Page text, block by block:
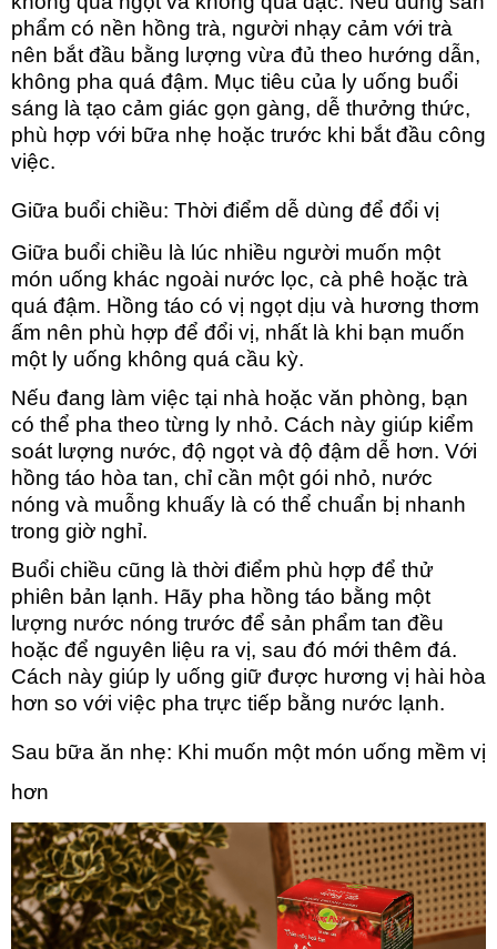
phẩm có nền hồng trà, người nhạy cảm với trà
nên bắt đầu bằng lượng vừa đủ theo hướng dẫn,
không pha quá đậm. Mục tiêu của ly uống buổi
sáng là tạo cảm giác gọn gàng, dễ thưởng thức,
phù hợp với bữa nhẹ hoặc trước khi bắt đầu công
việc.
Giữa buổi chiều: Thời điểm dễ dùng để đổi vị
Giữa buổi chiều là lúc nhiều người muốn một
món uống khác ngoài nước lọc, cà phê hoặc trà
quá đậm. Hồng táo có vị ngọt dịu và hương thơm
ấm nên phù hợp để đổi vị, nhất là khi bạn muốn
một ly uống không quá cầu kỳ.
Nếu đang làm việc tại nhà hoặc văn phòng, bạn
có thể pha theo từng ly nhỏ. Cách này giúp kiểm
soát lượng nước, độ ngọt và độ đậm dễ hơn. Với
hồng táo hòa tan, chỉ cần một gói nhỏ, nước
nóng và muỗng khuấy là có thể chuẩn bị nhanh
trong giờ nghỉ.
Buổi chiều cũng là thời điểm phù hợp để thử
phiên bản lạnh. Hãy pha hồng táo bằng một
lượng nước nóng trước để sản phẩm tan đều
hoặc để nguyên liệu ra vị, sau đó mới thêm đá.
Cách này giúp ly uống giữ được hương vị hài hòa
hơn so với việc pha trực tiếp bằng nước lạnh.
Sau bữa ăn nhẹ: Khi muốn một món uống mềm vị
hơn